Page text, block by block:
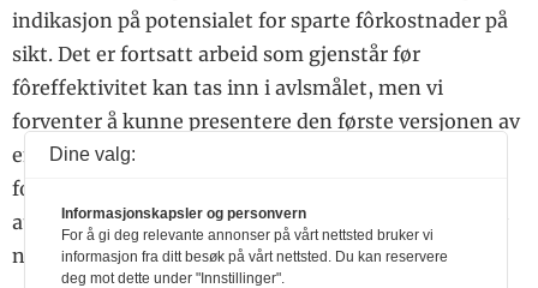
indikasjon på potensialet for sparte fôrkostnader på
sikt. Det er fortsatt arbeid som gjenstår før
fôreffektivitet kan tas inn i avlsmålet, men vi
forventer å kunne presentere den første versjonen av
en indeks for fôreffektivitet i løpet av 2026. Det vil
fortsatt være viktig å øke datamengdene videre slik
at vi etter hvert oppnår en GS-sikkerhet som er høy
nok til at vi kan vektlegge det i avlsmålet.
Dine valg:
Informasjonskapsler og personvern
For å gi deg relevante annonser på vårt nettsted bruker vi
informasjon fra ditt besøk på vårt nettsted. Du kan reservere
deg mot dette under "Innstillinger".